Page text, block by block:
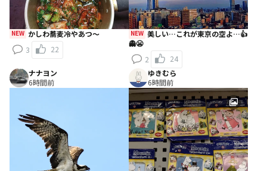
NEW かしわ蕎麦冷やあつ～
3
22
NEW
👻😬
2
24
ナナヨン
6時間前
ゆきむら
6時間前